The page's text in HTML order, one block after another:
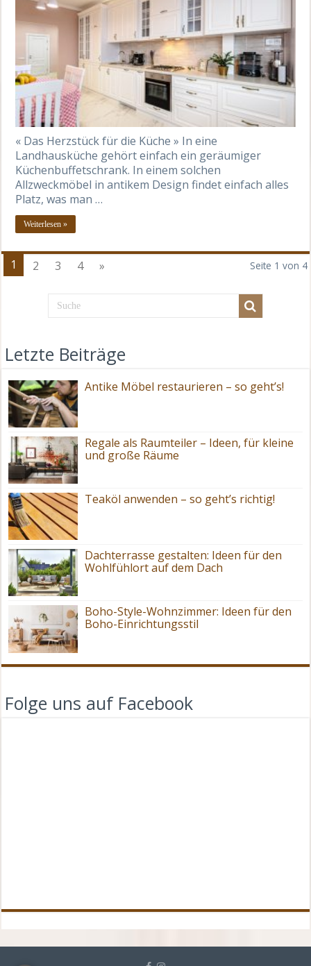
« Das Herzstück für die Küche » In eine
Landhausküche gehört einfach ein geräumiger
Küchenbuffetschrank. In einem solchen
Allzweckmöbel in antikem Design findet einfach alles
Platz, was man …
Weiterlesen »
Seite 1 von 4
1 2 3 4 »
Letzte Beiträge
Antike Möbel restaurieren – so geht’s!
Regale als Raumteiler – Ideen, für kleine
und große Räume
Teaköl anwenden – so geht’s richtig!
Dachterrasse gestalten: Ideen für den
Wohlfühlort auf dem Dach
Boho-Style-Wohnzimmer: Ideen für den
Boho-Einrichtungsstil
Folge uns auf Facebook